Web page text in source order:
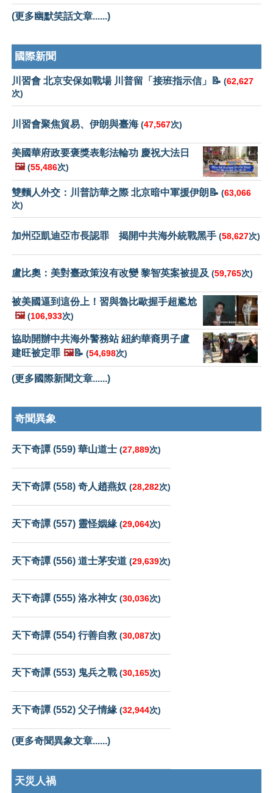
(更多幽默笑話文章......)
國際新聞
川習會 北京安保如戰場 川普留「接班指示信」📝 (62,627
次)
川習會聚焦貿易、伊朗與臺海 (47,567次)
美國華府政要褒獎表彰法輪功 慶祝大法日
🖼️ (55,486次)
雙麵人外交：川普訪華之際 北京暗中軍援伊朗📝 (63,066
次)
加州亞凱迪亞市長認罪 揭開中共海外統戰黑手 (58,627次)
盧比奧：美對臺政策沒有改變 黎智英案被提及 (59,765次)
被美國逼到這份上！習與魯比歐握手超尷尬
🖼️ (106,933次)
協助開辦中共海外警務站 紐約華裔男子盧
建旺被定罪 🖼️📝 (54,698次)
(更多國際新聞文章......)
奇聞異象
天下奇譚 (559) 華山道士 (27,889次)
天下奇譚 (558) 奇人趙燕奴 (28,282次)
天下奇譚 (557) 靈怪姻緣 (29,064次)
天下奇譚 (556) 道士茅安道 (29,639次)
天下奇譚 (555) 洛水神女 (30,036次)
天下奇譚 (554) 行善自救 (30,087次)
天下奇譚 (553) 鬼兵之戰 (30,165次)
天下奇譚 (552) 父子情緣 (32,944次)
(更多奇聞異象文章......)
天災人禍